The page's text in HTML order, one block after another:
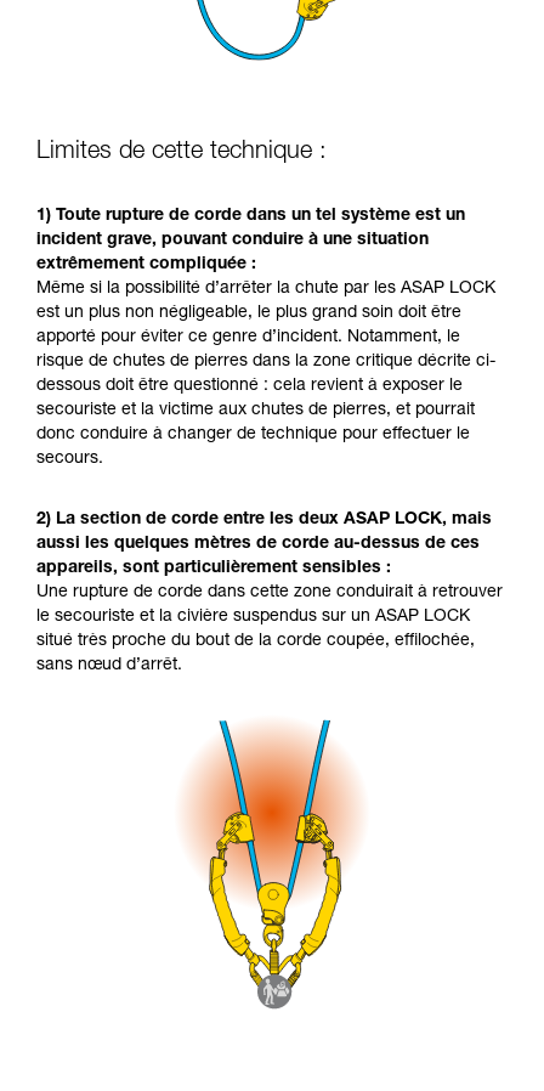
Limites de cette technique :
1) Toute rupture de corde dans un tel système est un
incident grave, pouvant conduire à une situation
extrêmement compliquée :
Même si la possibilité d’arrêter la chute par les ASAP LOCK
est un plus non négligeable, le plus grand soin doit être
apporté pour éviter ce genre d’incident. Notamment, le
risque de chutes de pierres dans la zone critique décrite ci-
dessous doit être questionné : cela revient à exposer le
secouriste et la victime aux chutes de pierres, et pourrait
donc conduire à changer de technique pour effectuer le
secours.
2) La section de corde entre les deux ASAP LOCK, mais
aussi les quelques mètres de corde au-dessus de ces
appareils, sont particulièrement sensibles :
Une rupture de corde dans cette zone conduirait à retrouver
le secouriste et la civière suspendus sur un ASAP LOCK
situé très proche du bout de la corde coupée, effilochée,
sans nœud d’arrêt.